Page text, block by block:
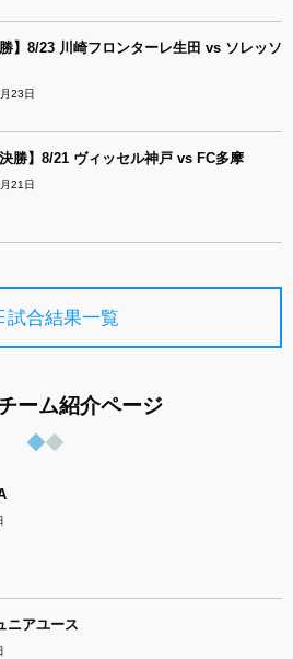
勝】8/23 川崎フロンターレ生田 vs ソレッソ
23日
決勝】8/21 ヴィッセル神戸 vs FC多摩
21日
試合結果一覧
ーム紹介ページ
ニアユース